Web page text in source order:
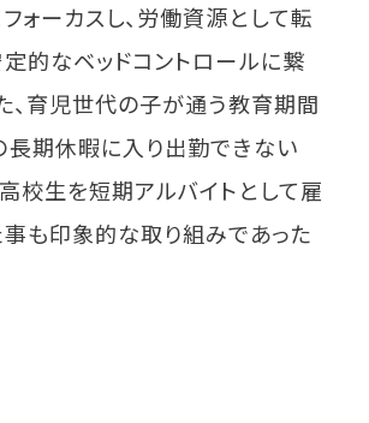
ォーカスし、労働資源として転
的なベッドコントロールに繋
、育児世代の子が通う教育期間
期休暇に入り出勤できない
校生を短期アルバイトとして雇
も印象的な取り組みであった